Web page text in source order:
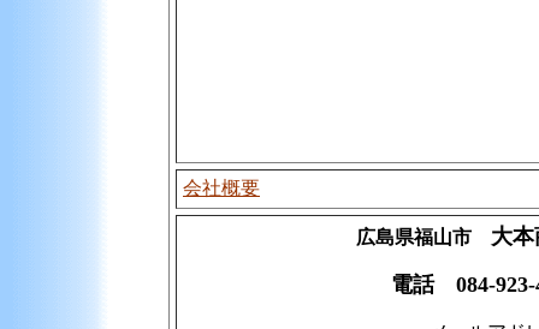
会社概要
広島県福山市 大
電話 084-